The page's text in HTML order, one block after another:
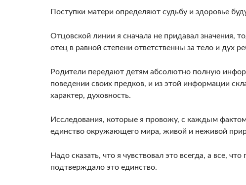
Поступки матери опреде­ляют судьбу и здоровье
От­цовской линии я сначала не придавал значения,
отец в равной степени ответственны за тело и дух
Роди­тели передают детям абсолютно полную
поведении своих пред­ков, и из этой информации
характер, духовность.
Исследования, которые я провожу, с каждым
единство окружающего мира, живой и неживой
Надо сказать, что я чувствовал это всегда, а все,
подтверждало это единство.